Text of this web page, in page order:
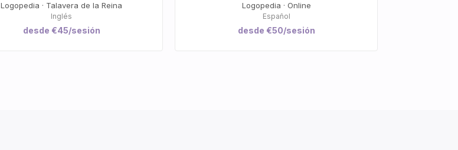
Logopedia · Talavera de la Reina
Inglés
desde €45/sesión
Logopedia · Online
Español
desde €50/sesión